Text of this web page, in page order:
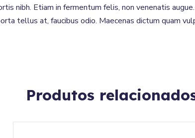
nibh. Etiam in fermentum felis, non venenatis
tellus at, faucibus odio. Maecenas dictum quam
Produtos